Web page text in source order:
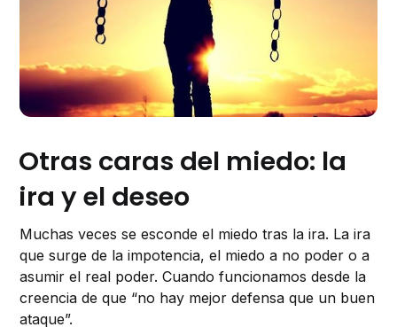
Otras caras del miedo: la
ira y el deseo
Muchas veces se esconde el miedo tras la ira. La ira
que surge de la impotencia, el miedo a no poder o a
asumir el real poder. Cuando funcionamos desde la
creencia de que “no hay mejor defensa que un buen
ataque”.